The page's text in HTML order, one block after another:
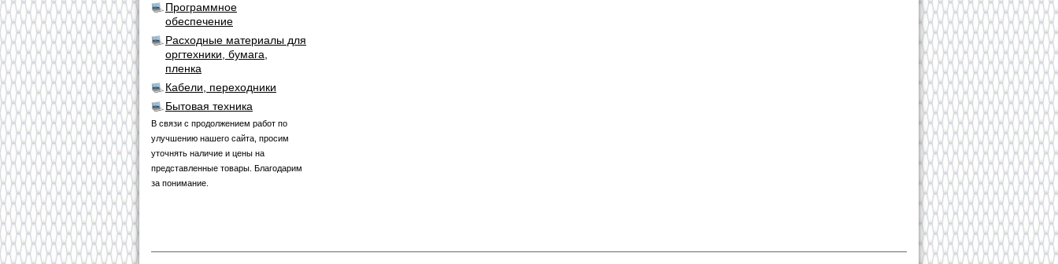
Программное
обеспечение
Расходные материалы для
оргтехники, бумага,
пленка
Кабели, переходники
Бытовая техника
В связи с продолжением работ по
улучшению нашего сайта, просим
уточнять наличие и цены на
представленные товары. Благодарим
за понимание.